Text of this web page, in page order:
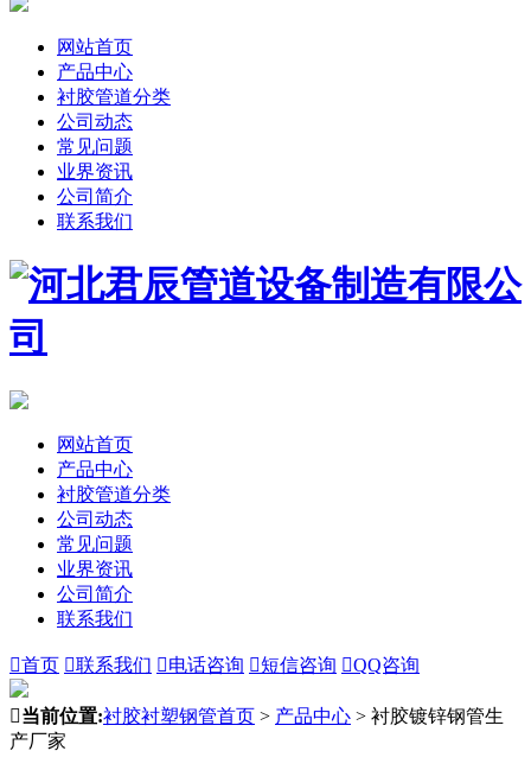
网站首页
产品中心
衬胶管道分类
公司动态
常见问题
业界资讯
公司简介
联系我们
网站首页
产品中心
衬胶管道分类
公司动态
常见问题
业界资讯
公司简介
联系我们
首页 联系我们 电话咨询 短信咨询 QQ咨询
当前位置:衬胶衬塑钢管首页 > 产品中心 > 衬胶镀锌钢管生
产厂家